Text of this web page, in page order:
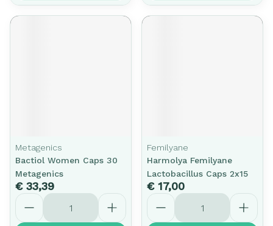
Metagenics
Bactiol Women Caps 30
Metagenics
€ 33,39
Aantal
Femilyane
Harmolya Femilyane
Lactobacillus Caps 2x15
€ 17,00
Aantal